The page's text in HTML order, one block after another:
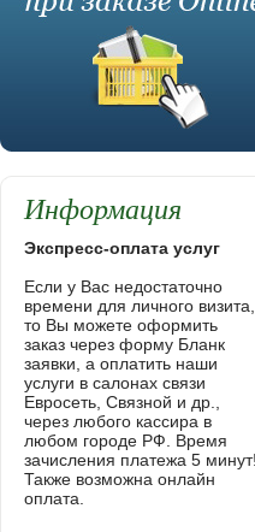
Информация
Экспресс-оплата услуг
Если у Вас недостаточно
времени для личного визита,
то Вы можете оформить
заказ через форму Бланк
заявки, а оплатить наши
услуги в салонах связи
Евросеть, Связной и др.,
через любого кассира в
любом городе РФ. Время
зачисления платежа 5 минут!
Также возможна онлайн
оплата.